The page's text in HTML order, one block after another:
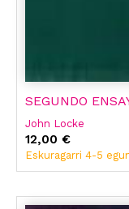
SEGUNDO
John Locke
12,00 €
Eskuragarri 4-5